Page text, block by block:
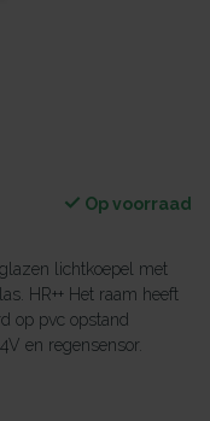
Op voorraad
lichtkoepel met
HR++ Het raam heeft
op pvc opstand
en regensensor.